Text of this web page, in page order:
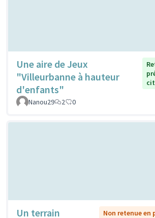
Une aire de Jeux
"Villeurbanne à hauteur
d'enfants"
Nanou29 2 0
Un terrain
Non retenue en